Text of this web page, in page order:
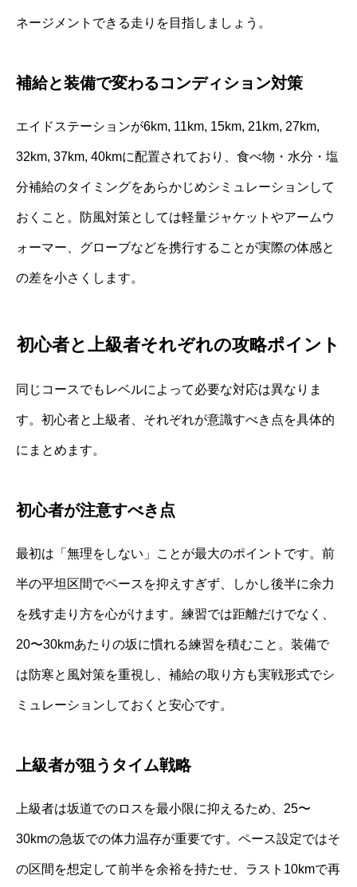
ネージメントできる走りを目指しましょう。
補給と装備で変わるコンディション対策
エイドステーションが6km, 11km, 15km, 21km, 27km,
32km, 37km, 40kmに配置されており、食べ物・水分・塩
分補給のタイミングをあらかじめシミュレーションして
おくこと。防風対策としては軽量ジャケットやアームウ
ォーマー、グローブなどを携行することが実際の体感と
の差を小さくします。
初心者と上級者それぞれの攻略ポイント
同じコースでもレベルによって必要な対応は異なりま
す。初心者と上級者、それぞれが意識すべき点を具体的
にまとめます。
初心者が注意すべき点
最初は「無理をしない」ことが最大のポイントです。前
半の平坦区間でペースを抑えすぎず、しかし後半に余力
を残す走り方を心がけます。練習では距離だけでなく、
20〜30kmあたりの坂に慣れる練習を積むこと。装備で
は防寒と風対策を重視し、補給の取り方も実戦形式でシ
ミュレーションしておくと安心です。
上級者が狙うタイム戦略
上級者は坂道でのロスを最小限に抑えるため、25〜
30kmの急坂での体力温存が重要です。ペース設定ではそ
の区間を想定して前半を余裕を持たせ、ラスト10kmで再